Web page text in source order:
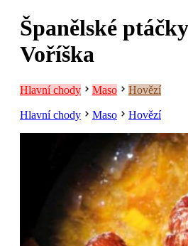
Španělské
Voříška
Hlavní chody Maso Hovězí
Hlavní chody Maso Hovězí